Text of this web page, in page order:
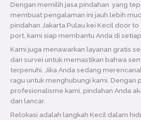
Dengan memilih jasa pindahan yang
membuat pengalaman ini jauh lebih
pindahan Jakarta Pulau kei Kecil door
port, kami siap membantu Anda di setiap
Kami juga menawarkan layanan gratis
dan survei untuk memastikan bahwa
terpenuhi. Jika Anda sedang
ragu untuk menghubungi kami. Dengan
profesionalisme kami, pindahan Anda
dan lancar.
Relokasi adalah langkah Kecil dalam